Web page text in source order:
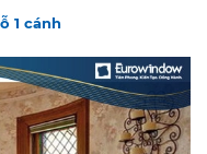
1 cánh